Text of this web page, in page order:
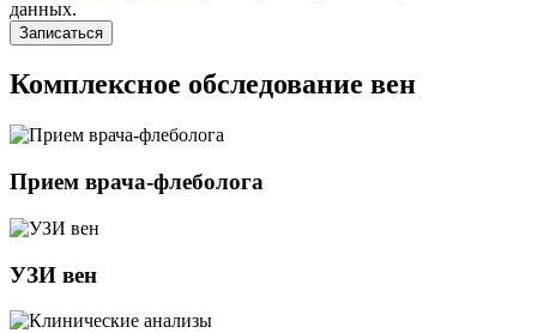
данных.
Комплексное обследование вен
Прием врача-флеболога
УЗИ вен